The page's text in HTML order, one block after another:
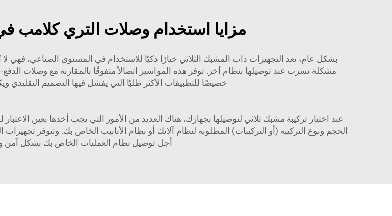
مزايا استخدام وصلات التري كلامب
بشكل عام، تعد التجهيزات ذات المشبك الثلاثي خيارًا ذكيًا للاستخدام في المستوى الصناعي،
مشكلة تسرب عند توصيلها بنظام آخر. توفر هذه المواسير اتصالاً متفوقًا بالمقارنة مع وصلات
خصيصًا للتطبيقات الأكثر طلبًا التي يفشل فيها التصميم التقليدي
عند اختيار تركيبة مشبك ثلاثي لتوصيلها بجهازك، هناك العديد من الأمور التي يجب أخذها بعين
الحجم ونوع التركيبة (أو التركيبات) المطلوبة لنظام آلاتك أو نظام الأنابيب الخاص بك. وتتوفر
أجل توصيل نظام العمليات الخاص بك بشكل آمن